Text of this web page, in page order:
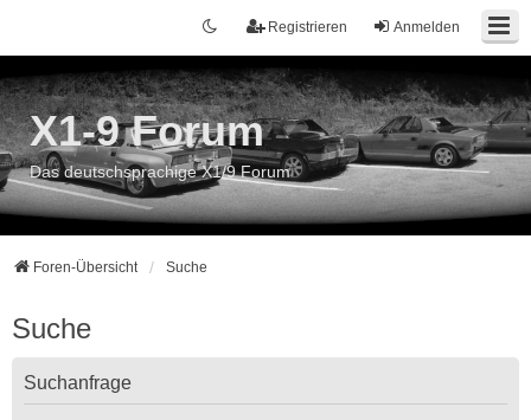
Anmelden
Registrieren
X1-9 Forum
Das deutschsprachige X1/9 Forum
Foren-Übersicht Suche
Suche
Suchanfrage